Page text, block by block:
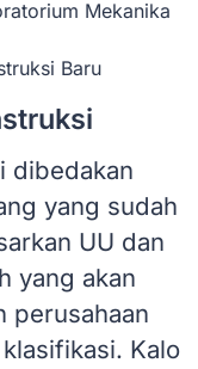
Baru
dibedakan
yang sudah
UU dan
yang akan
perusahaan
Kalo